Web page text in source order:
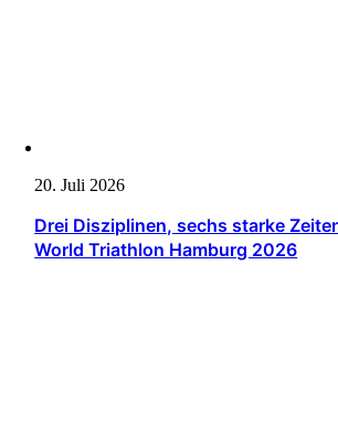
20. Juli 2026
Drei Disziplinen, sechs starke
World Triathlon Hamburg 2026